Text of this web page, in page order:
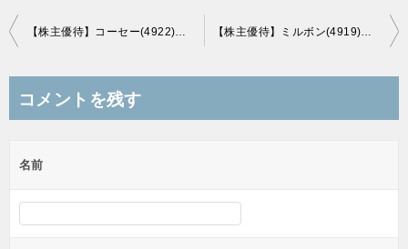
投
ビ
ー
シ
【株主優待】コーセー(4922)の優待案内到着！4,000～6,000円相当の化粧品優待！ 【株主優待】ミルボン(4919)の優待案内到着！化粧品優待（ヘアトリートメント・セラム）！
コメントを残す
名前